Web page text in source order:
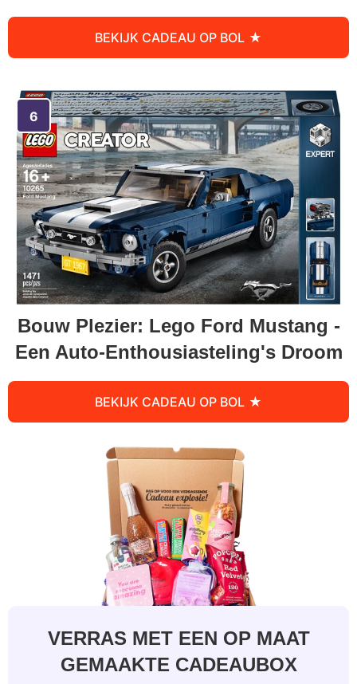
BEKIJK CADEAU OP BOL
Bouw Plezier: Lego Ford Mustang -
Een Auto-Enthousiasteling's Droom
BEKIJK CADEAU OP BOL
VERRAS MET EEN OP MAAT
GEMAAKTE CADEAUBOX